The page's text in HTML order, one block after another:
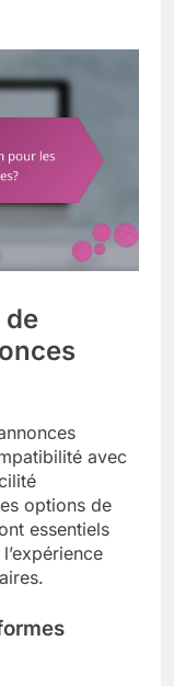
de
avec
options de
essentiels